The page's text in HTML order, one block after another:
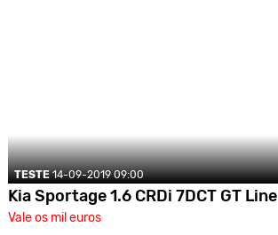
TESTE 14-09-2019 09:00
Kia Sportage 1.6 CRDi 7DCT GT Line
Vale os mil euros